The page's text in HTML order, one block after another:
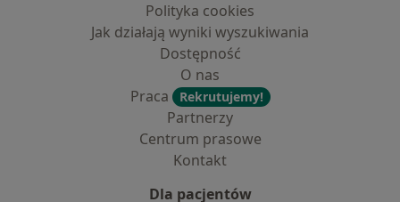
Polityka cookies
Jak działają wyniki wyszukiwania
Dostępność
O nas
Praca
Rekrutujemy!
Partnerzy
Centrum prasowe
Kontakt
Dla pacjentów